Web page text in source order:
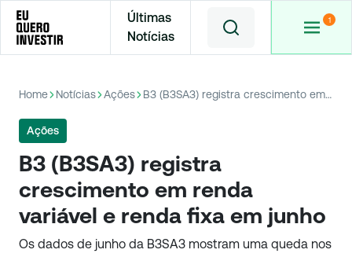
Últimas
Notícias
Home Notícias Ações B3 (B3SA3) registra crescimento em renda variável e renda fixa em junho
Ações
B3 (B3SA3) registra
crescimento em renda
variável e renda fixa em junho
Os dados de junho da B3SA3 mostram uma queda nos